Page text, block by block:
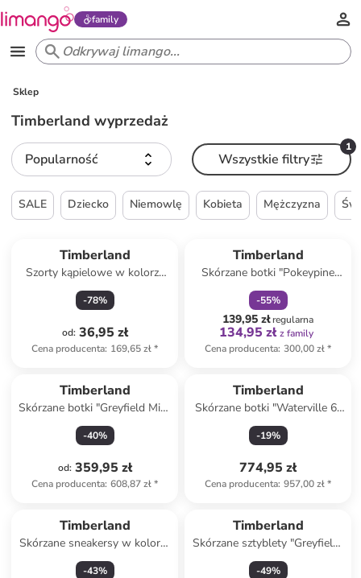
family
Sklep
Timberland wyprzedaż
Popularność
1
Wszystkie filtry
SALE Dziecko Niemowlę Kobieta Mężczyzna
Timberland
Szorty kąpielowe w kolorze
granatowym
-78%
od: 36,95 zł
Cena producenta: 169,65 zł*
Timberland
Skórzane botki "Pokeypine
6in" w kolorze jasnoróżowym
-55%
139,95 złregularna
134,95 zł z family
Cena producenta: 300,00 zł*
Timberland
Skórzane botki "Greyfield Mid"
w kolorze jasnobrązowym
-40%
od: 359,95 zł
Cena producenta: 608,87 zł*
Timberland
Skórzane botki "Waterville 6-
Inch Basic" w kolorze
jasnobrązowym
-19%
774,95 zł
Cena producenta: 957,00 zł*
Timberland
Skórzane sneakersy w kolorze
granatowym
-43%
Timberland
Skórzane sztyblety "Greyfield"
w kolorze czarnym
-49%